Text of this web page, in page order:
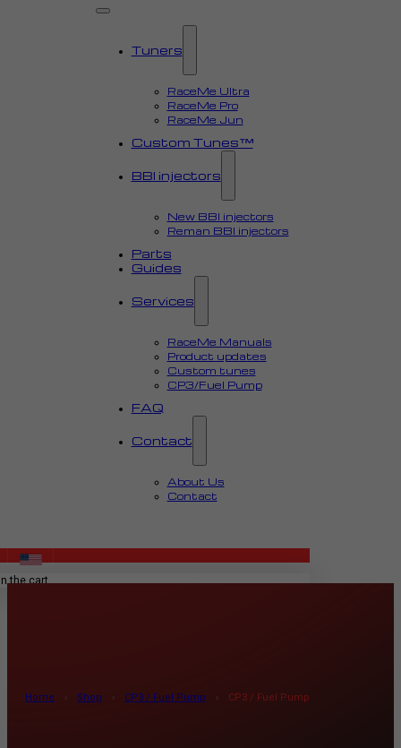
Tuners
RaceMe Ultra
RaceMe Pro
RaceMe Jun
Custom Tunes™
BBI injectors
New BBI injectors
Reman BBI injectors
Parts
Guides
Services
RaceMe Manuals
Product updates
Custom tunes
CP3/Fuel Pump
FAQ
Contact
About Us
Contact
the cart.
Home › Shop › CP3 / Fuel Pump › CP3 / Fuel Pump